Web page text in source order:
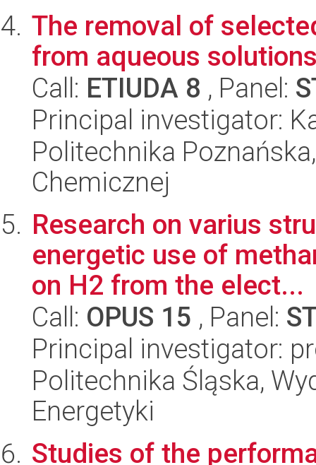
The removal of
from aqueous
Call: ETIUDA 8 , Panel:
Principal investigator:
Politechnika
Chemicznej
Research on varius
energetic use of
on H2 from the elect...
Call: OPUS 15 , Panel:
Principal investigator:
Politechnika Śląska,
Energetyki
Studies of the